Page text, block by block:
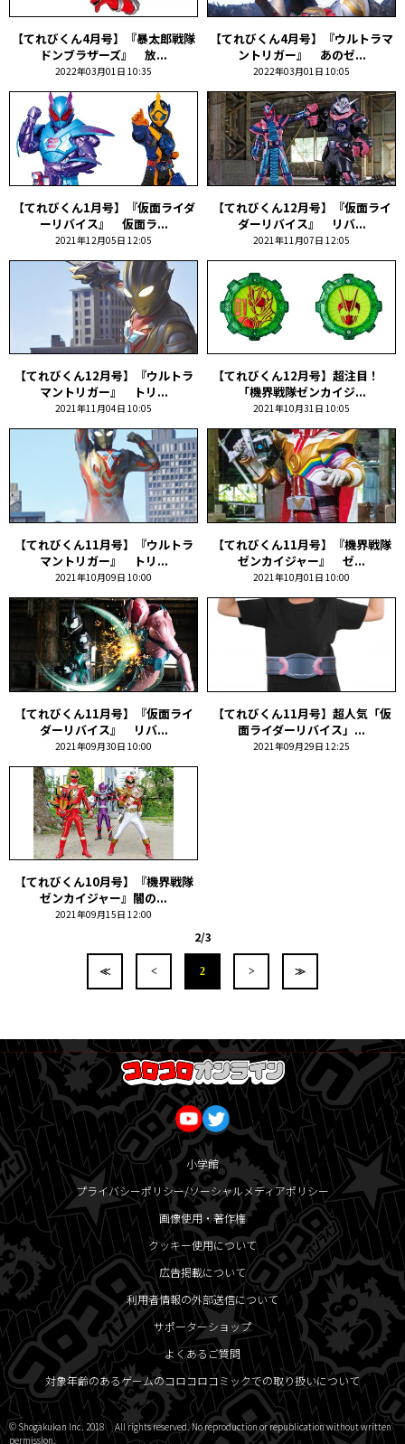
【てれびくん4月号】『暴太郎戦隊
ドンブラザーズ』 放...
2022年03月01日 10:35
【てれびくん4月号】『ウルトラマ
ントリガー』 あのゼ...
2022年03月01日 10:05
【てれびくん1月号】『仮面ライダ
ーリバイス』 仮面ラ...
2021年12月05日 12:05
【てれびくん12月号】『仮面ライ
ダーリバイス』 リバ...
2021年11月07日 12:05
【てれびくん12月号】『ウルトラ
マントリガー』 トリ...
2021年11月04日 10:05
【てれびくん12月号】超注目！
「機界戦隊ゼンカイジ...
2021年10月31日 10:05
【てれびくん11月号】『ウルトラ
マントリガー』 トリ...
2021年10月09日 10:00
【てれびくん11月号】『機界戦隊
ゼンカイジャー』 ゼ...
2021年10月01日 10:00
【てれびくん11月号】『仮面ライ
ダーリバイス』 リバ...
2021年09月30日 10:00
【てれびくん11月号】超人気「仮
面ライダーリバイス」...
2021年09月29日 12:25
【てれびくん10月号】『機界戦隊
ゼンカイジャー』闇の...
2021年09月15日 12:00
2/3
≪ < 2 > ≫
小学館
プライバシーポリシー/ソーシャルメディアポリシー
画像使用・著作権
クッキー使用について
広告掲載について
利用者情報の外部送信について
サポーターショップ
よくあるご質問
対象年齢のあるゲームのコロコロコミックでの取り扱いについて
© Shogakukan Inc. 2018 All rights reserved. No reproduction or republication without written
permission.